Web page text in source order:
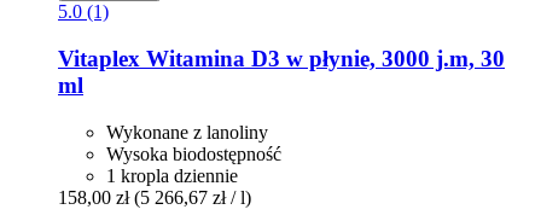
5.0 (1)
Vitaplex Witamina D3 w płynie, 3000 j.m, 30
ml
Wykonane z lanoliny
Wysoka biodostępność
1 kropla dziennie
158,00 zł (5 266,67 zł / l)